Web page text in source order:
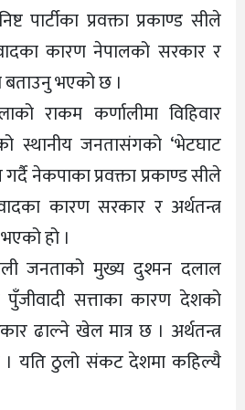
पार्टीका प्रवक्ता प्रकाण्ड सीले
कारण नेपालको सरकार र
बताउनु भएको छ ।
राकम कर्णालीमा विहिवार
स्थानीय जनतासंगको ‘भेटघाट
नेकपाका प्रवक्ता प्रकाण्ड सीले
कारण सरकार र अर्थतन्त्र
हो ।
जनताको मुख्य दुश्मन दलाल
सत्ताका कारण देशको
ढाल्ने खेल मात्र छ । अर्थतन्त्र
। यति ठुलो संकट देशमा कहिल्यै